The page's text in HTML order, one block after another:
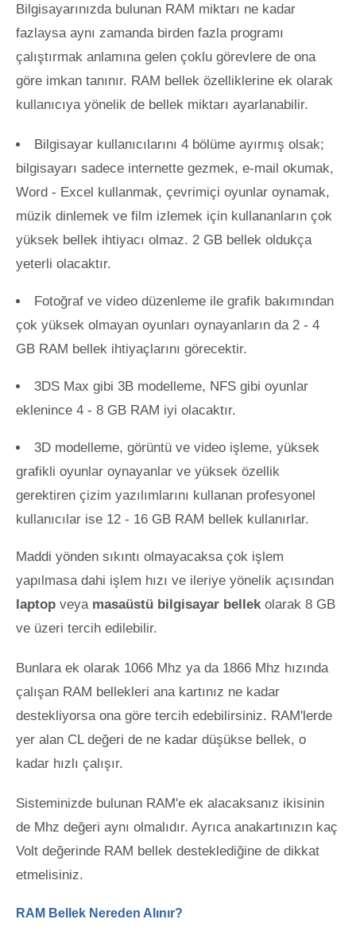
Bilgisayarınızda bulunan RAM miktarı ne kadar
fazlaysa aynı zamanda birden fazla programı
çalıştırmak anlamına gelen çoklu görevlere de ona
göre imkan tanınır. RAM bellek özelliklerine ek olarak
kullanıcıya yönelik de bellek miktarı ayarlanabilir.
Bilgisayar kullanıcılarını 4 bölüme ayırmış olsak;
bilgisayarı sadece internette gezmek, e-mail okumak,
Word - Excel kullanmak, çevrimiçi oyunlar oynamak,
müzik dinlemek ve film izlemek için kullananların çok
yüksek bellek ihtiyacı olmaz. 2 GB bellek oldukça
yeterli olacaktır.
Fotoğraf ve video düzenleme ile grafik bakımından
çok yüksek olmayan oyunları oynayanların da 2 - 4
GB RAM bellek ihtiyaçlarını görecektir.
3DS Max gibi 3B modelleme, NFS gibi oyunlar
eklenince 4 - 8 GB RAM iyi olacaktır.
3D modelleme, görüntü ve video işleme, yüksek
grafikli oyunlar oynayanlar ve yüksek özellik
gerektiren çizim yazılımlarını kullanan profesyonel
kullanıcılar ise 12 - 16 GB RAM bellek kullanırlar.
Maddi yönden sıkıntı olmayacaksa çok işlem
yapılmasa dahi işlem hızı ve ileriye yönelik açısından
laptop veyamasaüstü bilgisayar bellekolarak 8 GB
ve üzeri tercih edilebilir.
Bunlara ek olarak 1066 Mhz ya da 1866 Mhz hızında
çalışan RAM bellekleri ana kartınız ne kadar
destekliyorsa ona göre tercih edebilirsiniz. RAM'lerde
yer alan CL değeri de ne kadar düşükse bellek, o
kadar hızlı çalışır.
Sisteminizde bulunan RAM'e ek alacaksanız ikisinin
de Mhz değeri aynı olmalıdır. Ayrıca anakartınızın kaç
Volt değerinde RAM bellek desteklediğine de dikkat
etmelisiniz.
RAM Bellek Nereden Alınır?